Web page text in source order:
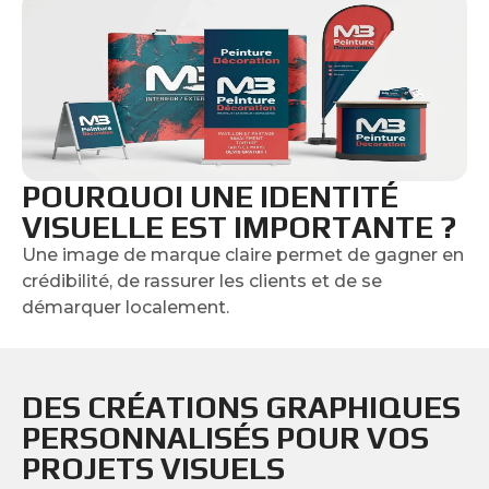
POURQUOI UNE IDENTITÉ
VISUELLE EST IMPORTANTE ?
Une image de marque claire permet de gagner en
crédibilité, de rassurer les clients et de se
démarquer localement.
DES CRÉATIONS GRAPHIQUES
PERSONNALISÉS POUR VOS
PROJETS VISUELS